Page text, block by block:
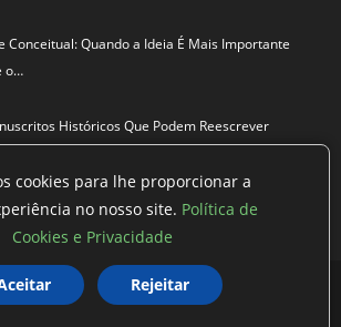
Conceitual: Quando a Ideia É Mais Importante
o…
Históricos Que Podem Reescrever
Termos de Uso Exclusão de Dados
cookies para lhe proporcionar a
no nosso site. Política de
Cookies e Privacidade
Rejeitar